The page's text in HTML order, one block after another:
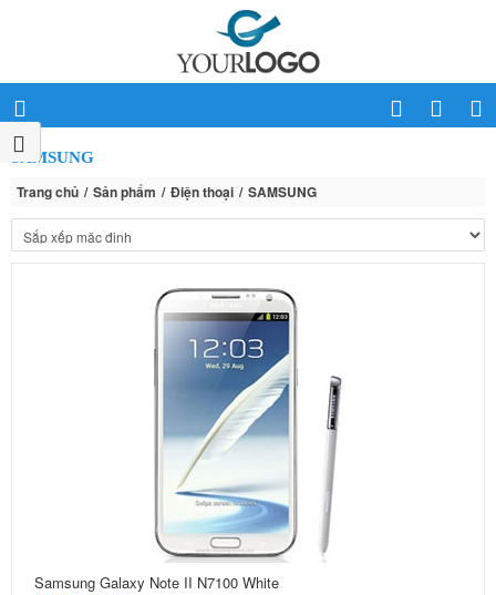
SAMSUNG
Trang chủ Sản phẩm Điện thoại SAMSUNG
Samsung Galaxy Note II N7100 White